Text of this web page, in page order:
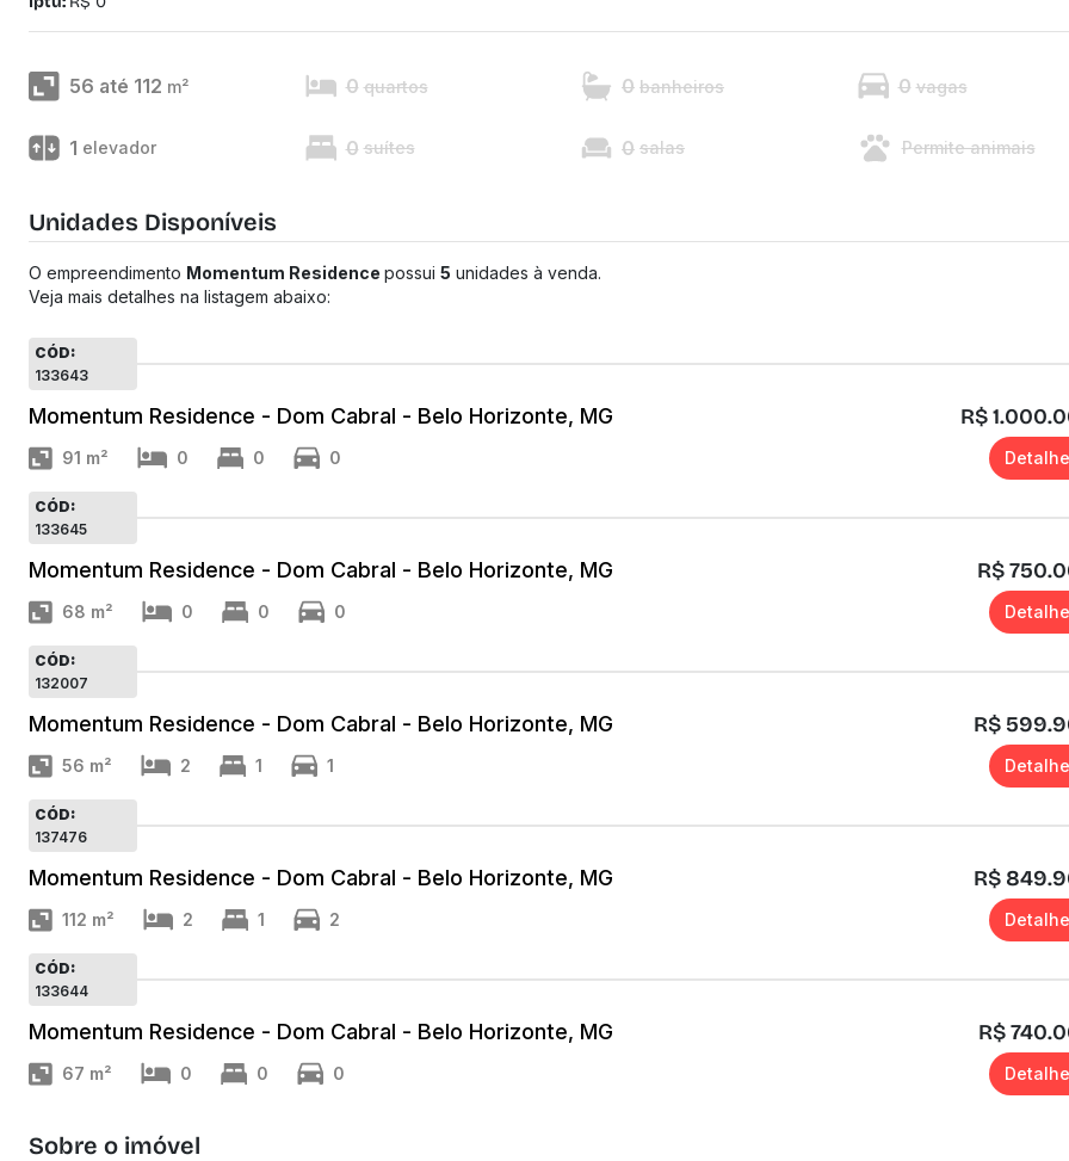
56 até 112 m² 0 quartos 0 banheiros 0 vagas
1 elevador 0 suítes 0 salas Permite animais
Unidades Disponíveis
O empreendimento Momentum Residence possui 5 unidades à venda.
Veja mais detalhes na listagem abaixo:
CÓD:
133643
Momentum Residence - Dom Cabral - Belo Horizonte, MG R$
91 m² 0 0 0
CÓD:
133645
Momentum Residence - Dom Cabral - Belo Horizonte, MG R$
68 m² 0 0 0
CÓD:
132007
Momentum Residence - Dom Cabral - Belo Horizonte, MG R$
56 m² 2 1 1
CÓD:
137476
Momentum Residence - Dom Cabral - Belo Horizonte, MG R$
112 m² 2 1 2
CÓD:
133644
Momentum Residence - Dom Cabral - Belo Horizonte, MG R$
67 m² 0 0 0
Sobre o imóvel